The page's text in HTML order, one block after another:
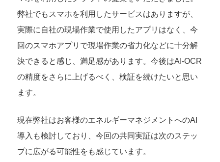
弊社でもスマホを利用したサービスはありますが、
実際に自社の現場作業で使用したアプリはなく、今
回のスマホアプリで現場作業の省力化などに十分解
決できると感じ、満足感があります。今後はAI-OCR
の精度をさらに上げるべく、検証を続けたいと思い
ます。
現在弊社はお客様のエネルギーマネジメントへのAI
導入も検討しており、今回の共同実証は次のステッ
プに広がる可能性をも感じています。